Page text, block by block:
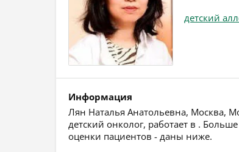
детский
Информация
Лян Наталья Анатольевна, Москва,
детский онколог, работает в .
оценки пациентов - даны ниже.